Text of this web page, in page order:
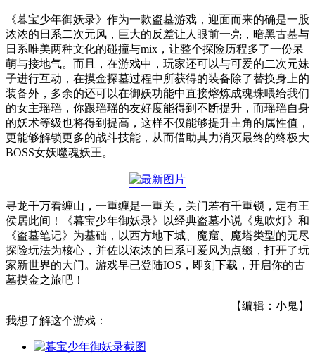
《暮宝少年御妖录》作为一款盗墓游戏，迎面而来的确是一股
浓浓的日系二次元风，巨大的反差让人眼前一亮，暗黑古墓与
日系唯美两种文化的碰撞与mix，让整个探险历程多了一份呆
萌与接地气。而且，在游戏中，玩家还可以与可爱的二次元妹
子进行互动，在摸金探墓过程中所获得的装备除了替换身上的
装备外，多余的还可以在御妖功能中直接熔炼成魂珠喂给我们
的女主瑶瑶，你跟瑶瑶的友好度能得到不断提升，而瑶瑶自身
的妖术等级也将得到提高，这样不仅能够提升主角的属性值，
更能够解锁更多的战斗技能，从而借助其力消灭最终的终极大
BOSS女妖噬魂妖王。
寻龙千万看缠山，一重缠是一重关，关门若有千重锁，定有王
侯居此间！《暮宝少年御妖录》以经典盗墓小说《鬼吹灯》和
《盗墓笔记》为基础，以西方地下城、魔窟、魔塔类型的无尽
探险玩法为核心，并佐以浓浓的日系可爱风为点缀，打开了玩
家新世界的大门。游戏早已登陆IOS，即刻下载，开启你的古
墓摸金之旅吧！
【编辑：小鬼】
我想了解这个游戏：